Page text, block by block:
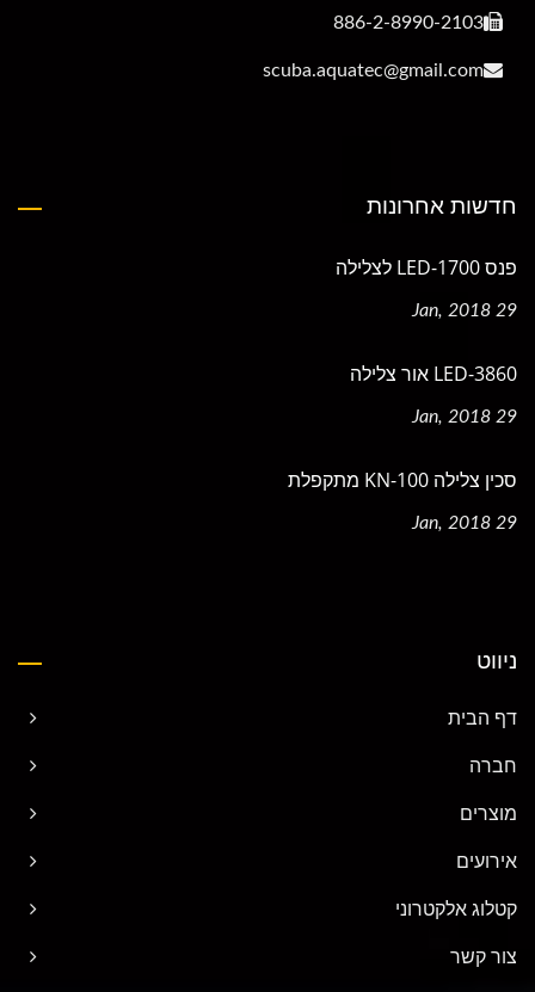
886-2-8990-2103
scuba.aquatec@gmail.com
חדשות אחרונות
פנס LED-1700 לצלילה
29 Jan, 2018
LED-3860 אור צלילה
29 Jan, 2018
סכין צלילה KN-100 מתקפלת
29 Jan, 2018
ניווט
דף הבית
חברה
מוצרים
אירועים
קטלוג אלקטרוני
צור קשר